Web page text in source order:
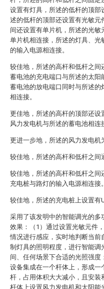
设置有灯具，所述的低杆的顶部
述的低杆的顶部还设置有光敏元
间还设置有单片机，所述的光敏
单片机相连接，所述的灯具、光
的输入电源相连接。
较佳地，所述的高杆和低杆之间
蓄电池的充电端口与所述的太阳
蓄电池的放电端口同时与所述的
相连接。
更佳地，所述的高杆的顶部还设
风力发电机与所述的蓄电池相连
更进一步地，所述的风力发电机
较佳地，所述的高杆和低杆之间
较佳地，所述的高杆和低杆之间
充电桩与路灯的输入电源相连接。
较佳地，所述的充电桩上设置有
采用了该发明中的智能调光的多
效果：（1）通过设置光敏元件
情况进行感应，实时地判断当前
制灯具的照明程度，进行智能调
间、任何场景下合适的光照强
设备集成在一个杆体上，形成一
杆，占用体积大大减小，且安装
杆体上设置风力发电机和太阳能